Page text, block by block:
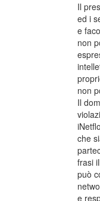
Il
ed i
e
non
non
Il
che
frasi
può
e